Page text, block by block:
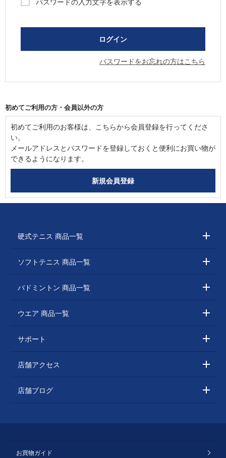
パスワードをお忘れの方はこちら
初めてご利用の方・会員以外の方
初めてご利用のお客様は、こちらから会員登録を行ってくださ
い。
メールアドレスとパスワードを登録しておくと便利にお買い物が
できるようになります。
硬式テニス 商品一覧
ソフトテニス 商品一覧
バドミントン 商品一覧
ウエア 商品一覧
サポート
店舗アクセス
店舗ブログ
お買物ガイド